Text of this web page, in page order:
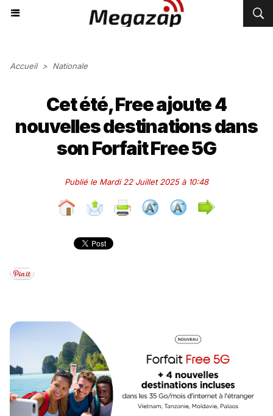
Accueil > Nationale
Cet été, Free ajoute 4
nouvelles destinations dans
son Forfait Free 5G
Publié le Mardi 22 Juillet 2025 à 10:48